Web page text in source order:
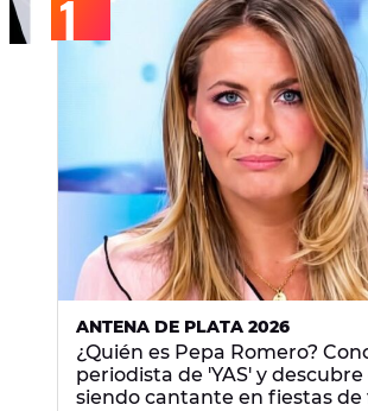
ANTENA DE PLATA 2026
¿Quién es Pepa Romero?
periodista de 'YAS' y
siendo cantante en fiestas de